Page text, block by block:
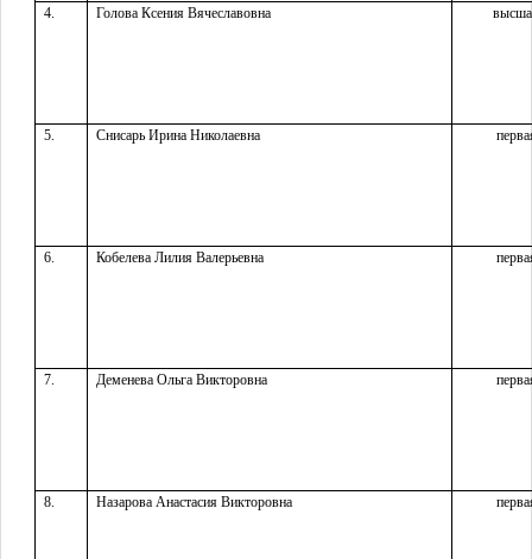
4. Голова Ксения Вячеславовна
5. Снисарь Ирина Николаевна
6. Кобелева Лилия Валерьевна
7. Деменева Ольга Викторовна
8. Назарова Анастасия Викторовна